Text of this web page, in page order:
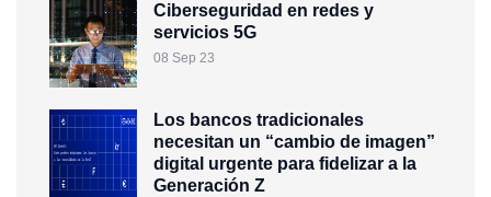
Ciberseguridad en redes y
servicios 5G
08 Sep 23
Los bancos tradicionales
necesitan un “cambio de imagen”
digital urgente para fidelizar a la
Generación Z